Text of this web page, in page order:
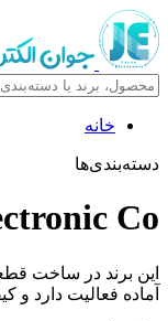
خانه
دسته‌بندی‌ها
Co
این برند در ساخت
آماده فعالیت دارد و